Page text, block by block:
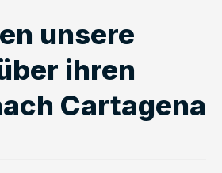
unsere
ihren
Cartagena